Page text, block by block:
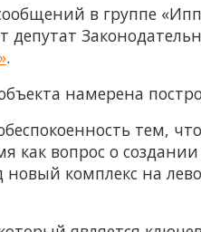
в группе
.
намерена
тем,
как вопрос о
новый комплекс на